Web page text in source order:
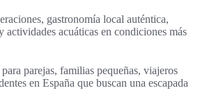
gastronomía local auténtica,
actividades acuáticas en condiciones más
parejas, familias pequeñas, viajeros
en España que buscan una escapada